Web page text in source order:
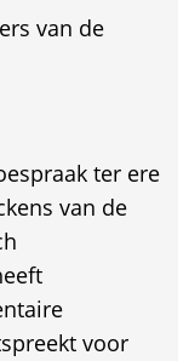
van de
ter ere
van de
voor